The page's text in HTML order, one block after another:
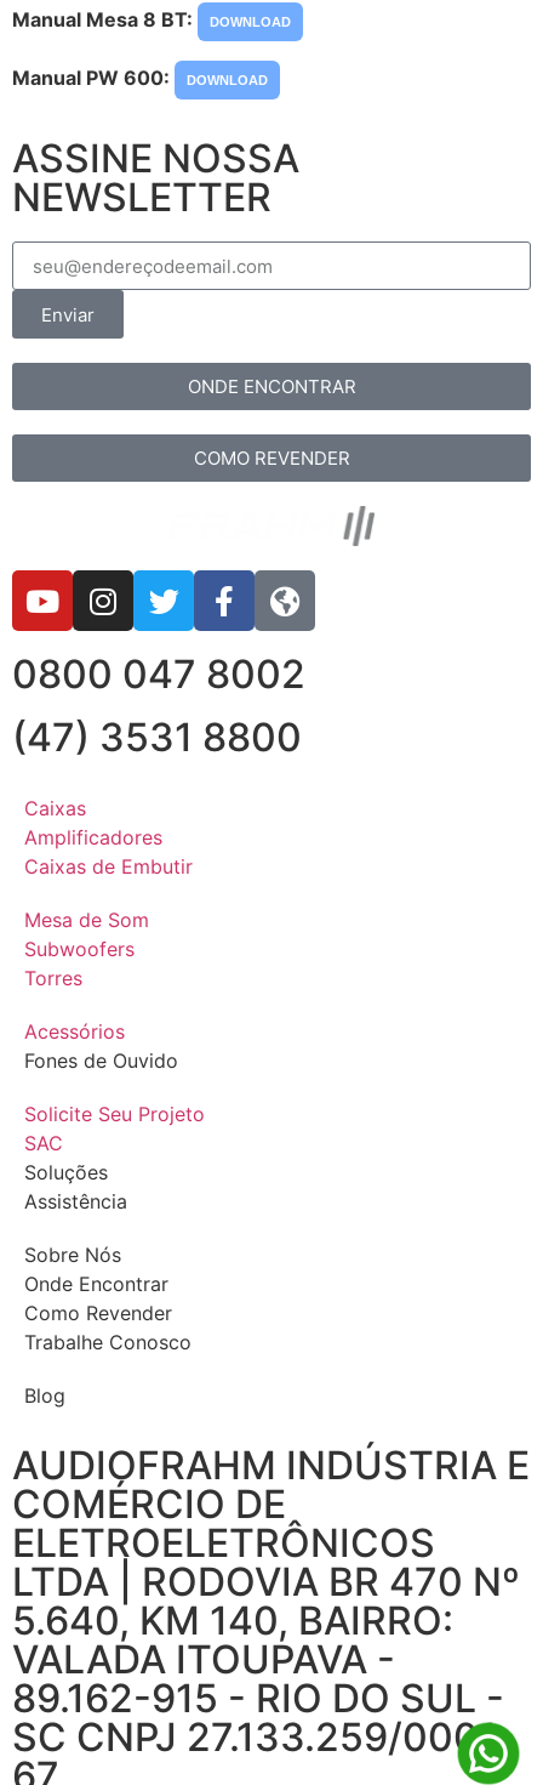
Manual Mesa 8 BT: DOWNLOAD
Manual PW 600: DOWNLOAD
ASSINE NOSSA
NEWSLETTER
Enviar
ONDE ENCONTRAR
COMO REVENDER
0800 047 8002
(47) 3531 8800
Caixas
Amplificadores
Caixas de Embutir
Mesa de Som
Subwoofers
Torres
Acessórios
Fones de Ouvido
Solicite Seu Projeto
SAC
Soluções
Assistência
Sobre Nós
Onde Encontrar
Como Revender
Trabalhe Conosco
Blog
AUDIOFRAHM INDÚSTRIA E
COMÉRCIO DE
ELETROELETRÔNICOS
LTDA | RODOVIA BR 470 Nº
5.640, KM 140, BAIRRO:
VALADA ITOUPAVA -
89.162-915 - RIO DO SUL -
SC CNPJ 27.133.259/0001-